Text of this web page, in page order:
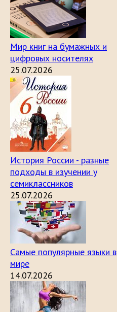
Мир книг на бумажных и
цифровых носителях
25.07.2026
История России - разные
подходы в изучении у
семиклассников
25.07.2026
Самые популярные языки в
мире
14.07.2026